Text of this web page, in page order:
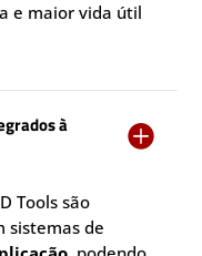
e maior vida útil
à

Tools são
sistemas de